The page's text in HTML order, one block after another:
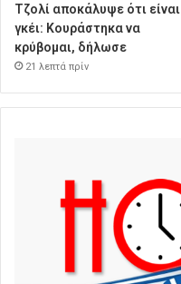
Τζολί αποκάλυψε ότι είναι
γκέι: Κουράστηκα να
κρύβομαι, δήλωσε
21 λεπτά πρίν